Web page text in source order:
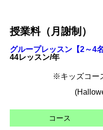
授業料（月謝制）
グループレッスン【2～4名
44レッスン/年
※キッズコー
コース